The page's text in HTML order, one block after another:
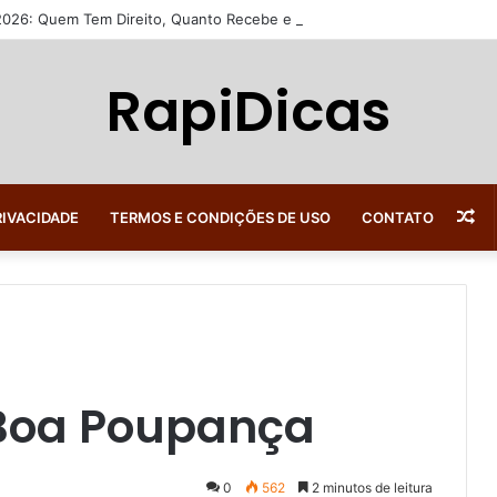
Quem Tem Direito, Quanto Recebe e Como Consultar
RapiDicas
TERMOS E CONDIÇÕES DE USO CONTATO
Poupança
0 562 2 minutos de leitura